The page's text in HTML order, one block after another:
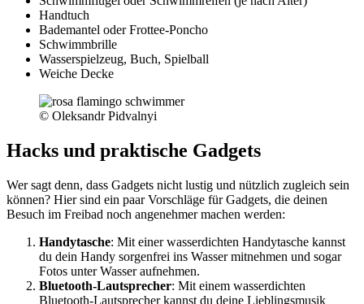
Handtuch
Bademantel oder Frottee-Poncho
Schwimmbrille
Wasserspielzeug, Buch, Spielball
Weiche Decke
© Oleksandr Pidvalnyi
Hacks und praktische Gadgets
Wer sagt denn, dass Gadgets nicht lustig und nützlich zugleich sein
können? Hier sind ein paar Vorschläge für Gadgets, die deinen
Besuch im Freibad noch angenehmer machen werden:
Handytasche: Mit einer wasserdichten Handytasche kannst
du dein Handy sorgenfrei ins Wasser mitnehmen und sogar
Fotos unter Wasser aufnehmen.
Bluetooth-Lautsprecher: Mit einem wasserdichten
Bluetooth-Lautsprecher kannst du deine Lieblingsmusik